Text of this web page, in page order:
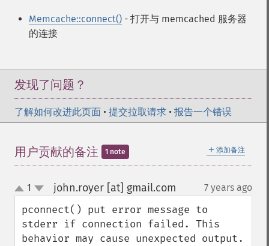
Memcache::connect() - 打开与 memcached 服务器
的连接
发现了问题？
了解如何改进此页面 • 提交拉取请求 • 报告一个错误
＋ 添加备注
用户贡献的备注 1 note
up
down
1 john.royer [at] gmail.com 7 years ago
pconnect() put error message to
stderr if connection failed. This
behavior may cause unexpected output.